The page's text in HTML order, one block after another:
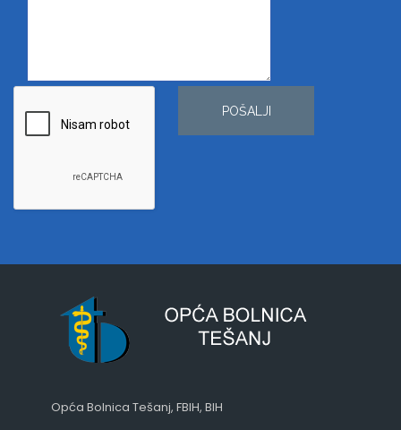
POŠALJI
Opća Bolnica Tešanj, FBIH, BIH